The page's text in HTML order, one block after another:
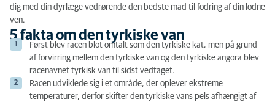
dig med din dyrlæge vedrørende den bedste mad til fodring af din lodne
ven.
5 fakta om den tyrkiske van
Først blev racen blot omtalt som den tyrkiske kat, men på grund
af forvirring mellem den tyrkiske van og den tyrkiske angora blev
racenavnet tyrkisk van til sidst vedtaget.
Racen udviklede sig i et område, der oplever ekstreme
temperaturer, derfor skifter den tyrkiske vans pels afhængigt af